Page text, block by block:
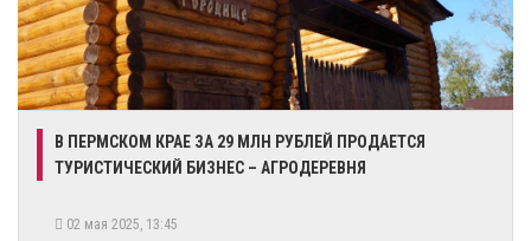
​В ПЕРМСКОМ КРАЕ ЗА 29 МЛН РУБЛЕЙ ПРОДАЕТСЯ
ТУРИСТИЧЕСКИЙ БИЗНЕС – АГРОДЕРЕВНЯ
02 мая 2025, 13:45